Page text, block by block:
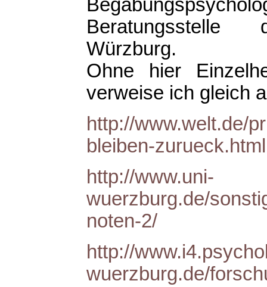
Beratungsstelle
Würzburg.
Ohne hier
verweise ich gleich
http://www.welt.de/
bleiben-zurueck.html
http://www.uni-
wuerzburg.de/
noten-2/
http://
wuerzburg.de/